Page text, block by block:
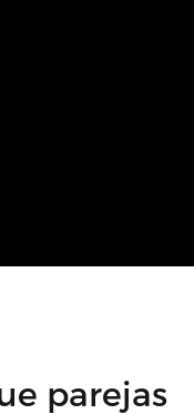
parejas